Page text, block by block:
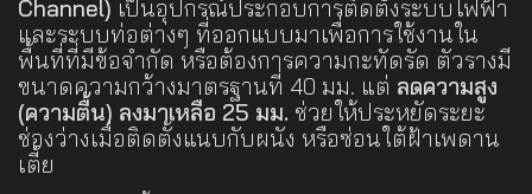
Channel) เป็นอุปกรณ์ประกอบการติดตั้งระบบไฟฟ้า
และระบบท่อต่างๆ ที่ออกแบบมาเพื่อการใช้งานใน
พื้นที่ที่มีข้อจำกัด หรือต้องการความกะทัดรัด ตัวรางมี
ขนาดความกว้างมาตรฐานที่ 40 มม. แต่ ลดความสูง
(ความตื้น) ลงมาเหลือ 25 มม. ช่วยให้ประหยัดระยะ
ช่องว่างเมื่อติดตั้งแนบกับผนัง หรือซ่อนใต้ฝ้าเพดาน
เตี้ย